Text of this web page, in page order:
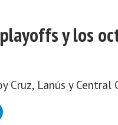
y los
Cruz, Lanús y